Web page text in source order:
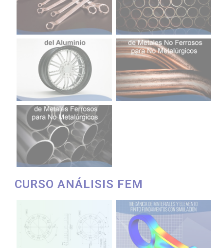
CURSO ANÁLISIS FEM